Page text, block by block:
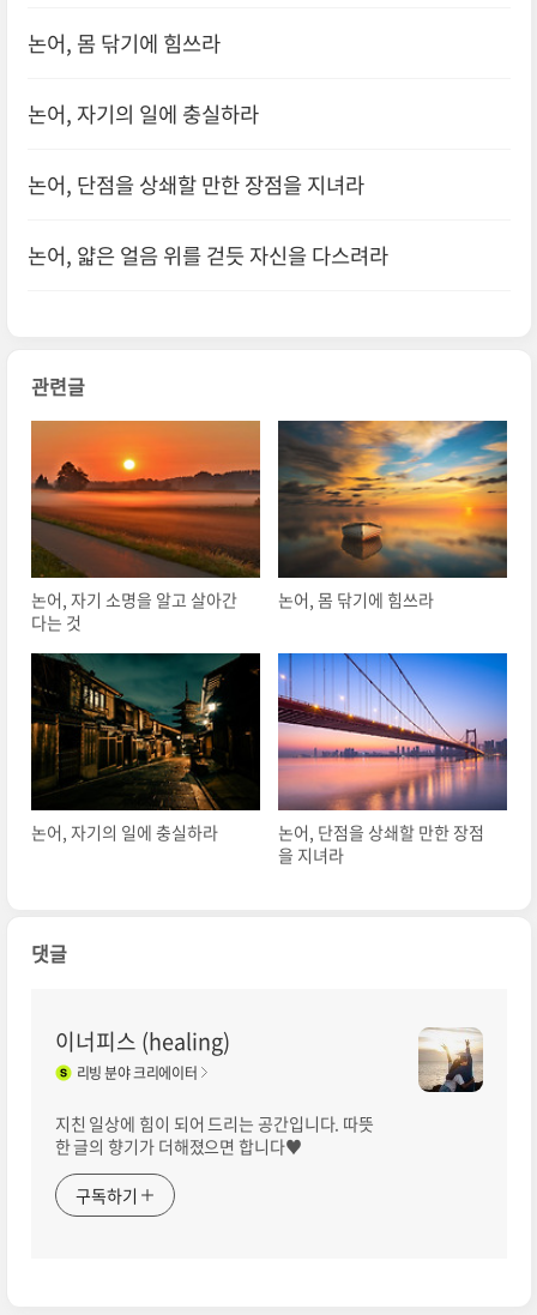
논어, 몸 닦기에 힘쓰라
논어, 자기의 일에 충실하라
논어, 단점을 상쇄할 만한 장점을 지녀라
논어, 얇은 얼음 위를 걷듯 자신을 다스려라
관련글
논어, 자기 소명을 알고 살아간
다는 것
논어, 몸 닦기에 힘쓰라
논어, 자기의 일에 충실하라
논어, 단점을 상쇄할 만한 장점
을 지녀라
댓글
이너피스 (healing)
리빙분야 크리에이터
지친 일상에 힘이 되어 드리는 공간입니다. 따뜻
한 글의 향기가 더해졌으면 합니다♥
구독하기